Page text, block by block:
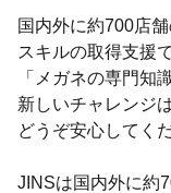
国内外に約700店
スキルの取得支援
「メガネの専門知
新しいチャレンジ
どうぞ安心してく
JINSは国内外に約